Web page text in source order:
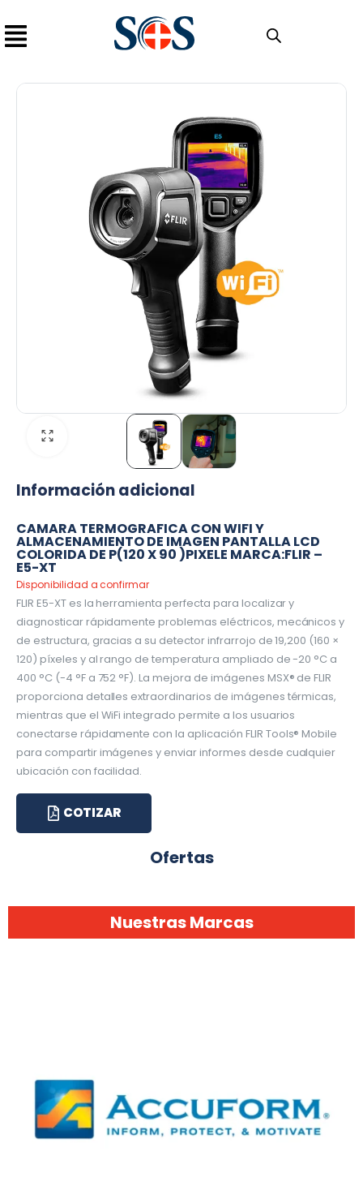
Información adicional
CAMARA TERMOGRAFICA CON WIFI Y
ALMACENAMIENTO DE IMAGEN PANTALLA LCD
COLORIDA DE P(120 X 90 )PIXELE MARCA:FLIR –
E5-XT
Disponibilidad a confirmar
FLIR E5-XT es la herramienta perfecta para localizar y
diagnosticar rápidamente problemas eléctricos, mecánicos y
de estructura, gracias a su detector infrarrojo de 19,200 (160 ×
120) píxeles y al rango de temperatura ampliado de -20 °C a
400 °C (-4 °F a 752 °F). La mejora de imágenes MSX® de FLIR
proporciona detalles extraordinarios de imágenes térmicas,
mientras que el WiFi integrado permite a los usuarios
conectarse rápidamente con la aplicación FLIR Tools® Mobile
para compartir imágenes y enviar informes desde cualquier
ubicación con facilidad.
COTIZAR
Ofertas
Nuestras Marcas